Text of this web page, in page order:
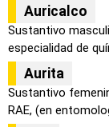
Auricalco
Sustantivo
especialidad de
Aurita
Sustantivo
RAE, (en